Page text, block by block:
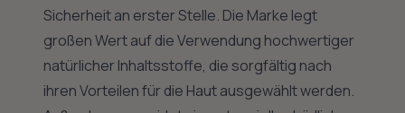
Sicherheit an erster Stelle. Die Marke legt
großen Wert auf die Verwendung hochwertiger
natürlicher Inhaltsstoffe, die sorgfältig nach
ihren Vorteilen für die Haut ausgewählt werden.